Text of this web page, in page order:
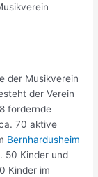
der Musikverein
der Verein
fördernde
70 aktive
Bernhardusheim
50 Kinder und
Kinder im